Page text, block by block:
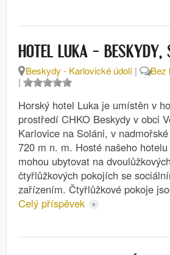
HOTEL LUKA – BESKYDY,
Beskydy - Karlovické údolí|
Bez
|
Horský hotel Luka je umístěn v
prostředí CHKO Beskydy v obci
Karlovice na Soláni, v
720 m n. m. Hosté našeho
mohou ubytovat na
čtyřlůžkových pokojích se
zařízením. Čtyřlůžkové pokoje
Celý příspěvek